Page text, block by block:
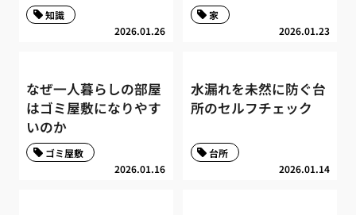
2026.01.26
知識
2026.01.23
家
なぜ一人暮らしの部屋
はゴミ屋敷になりやす
いのか
2026.01.16
ゴミ屋敷
水漏れを未然に防ぐ台
所のセルフチェック
2026.01.14
台所